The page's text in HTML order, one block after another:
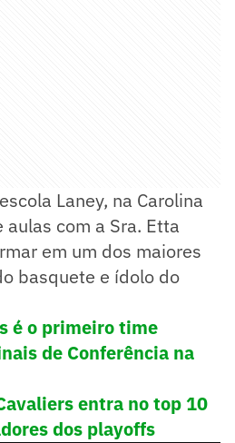
Laney, na Carolina
com a Sra. Etta
em um dos maiores
basquete e ídolo do
é o primeiro time
de Conferência na
entra no top 10
dos playoffs